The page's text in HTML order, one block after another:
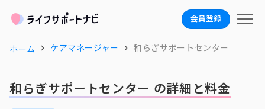
会員登録
ホーム ケアマネージャー 和らぎサポートセンター
和らぎサポートセンター の詳細と料金